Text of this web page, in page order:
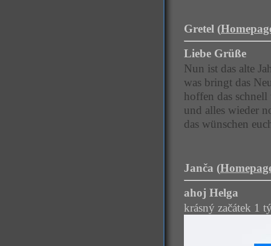
Gretel (
Liebe Grüße
Nun ist das alte
was bringt das
hoffen das
und alles wieder
das wünschen
Janča (
ahoj Helga
krásný začátek 1